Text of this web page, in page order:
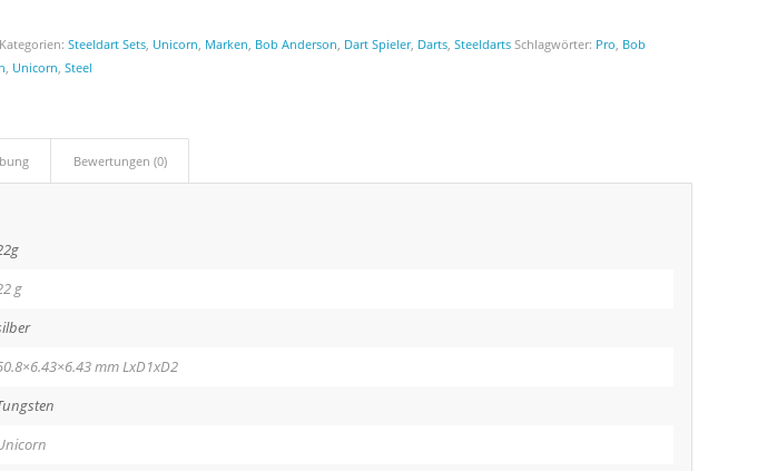
Kategorien:Steeldart Sets Unicorn Marken Bob Anderson Dart Spieler, Darts ,Steeldarts Schlagwörter: Pro Bob
Unicorn ,Steel
Bewertungen (0)
g
mm LxD1xD2